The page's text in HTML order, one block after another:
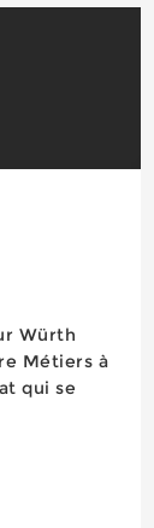
Würth
Métiers à
qui se